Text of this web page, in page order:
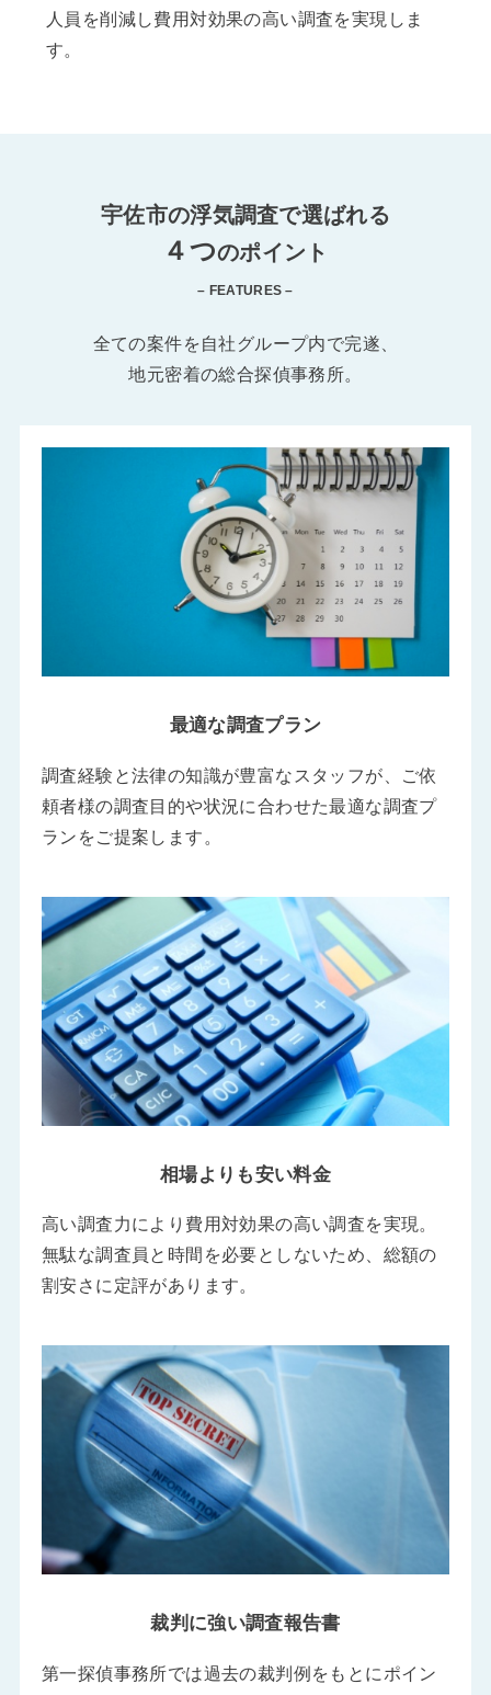
人員を削減し費用対効果の高い調査を実現しま
す。
宇佐市の浮気調査で選ばれる
４つのポイント
– FEATURES –
全ての案件を自社グループ内で完遂、
地元密着の総合探偵事務所。
最適な調査プラン
調査経験と法律の知識が豊富なスタッフが、ご依
頼者様の調査目的や状況に合わせた最適な調査プ
ランをご提案します。
相場よりも安い料金
高い調査力により費用対効果の高い調査を実現。
無駄な調査員と時間を必要としないため、総額の
割安さに定評があります。
裁判に強い調査報告書
第一探偵事務所では過去の裁判例をもとにポイン